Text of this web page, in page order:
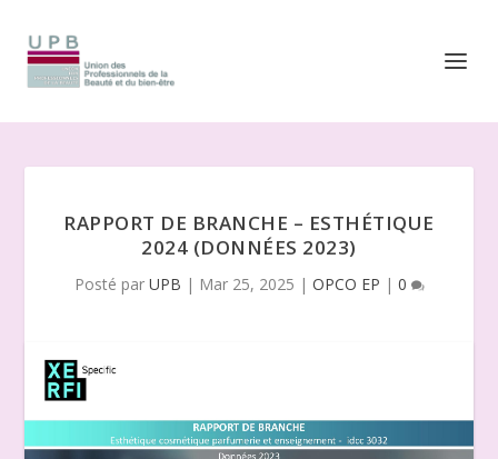
RAPPORT DE BRANCHE – ESTHÉTIQUE
2024 (DONNÉES 2023)
Posté par UPB | Mar 25, 2025 | OPCO EP | 0